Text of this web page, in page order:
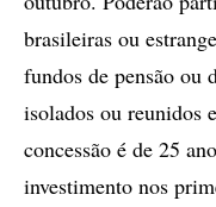
brasileiras ou
fundos de pensão ou
isolados ou reunidos
concessão é de 25
investimento nos